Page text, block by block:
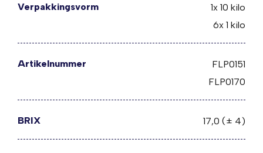
Verpakkingsvorm
1x 10 kilo
6x 1 kilo
Artikelnummer
FLP0151
FLP0170
BRIX 17,0 (± 4)